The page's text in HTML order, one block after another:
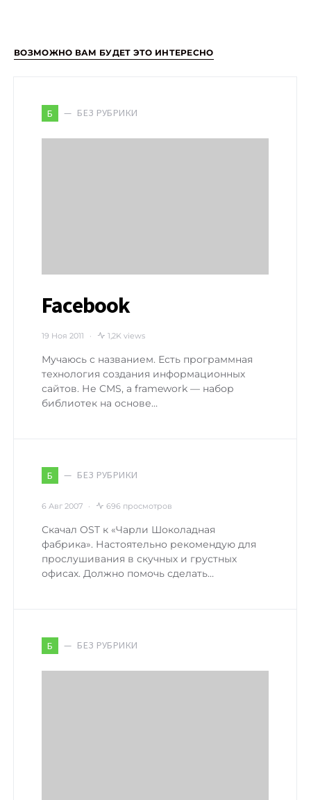
ВОЗМОЖНО ВАМ БУДЕТ ЭТО ИНТЕРЕСНО
Б БЕЗ РУБРИКИ
Facebook
19 Ноя 2011 1,2K views
Мучаюсь с названием. Есть программная
технология создания информационных
сайтов. Не CMS, а framework — набор
библиотек на основе…
Б БЕЗ РУБРИКИ
6 Авг 2007 696 просмотров
Скачал OST к «Чарли Шоколадная
фабрика». Настоятельно рекомендую для
прослушивания в скучных и грустных
офисах. Должно помочь сделать…
Б БЕЗ РУБРИКИ